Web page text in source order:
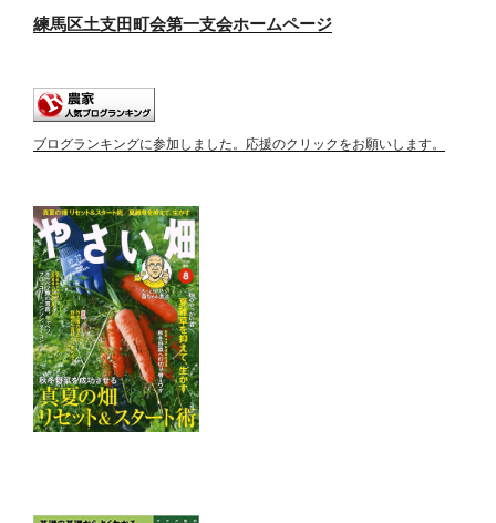
練馬区土支田町会第一支会ホームページ
ブログランキングに参加しました。応援のクリックをお願いします。